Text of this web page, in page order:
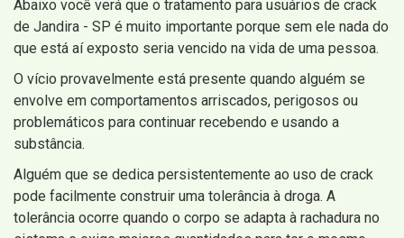
Abaixo você verá que o tratamento para usuários de crack
de Jandira - SP é muito importante porque sem ele nada do
que está aí exposto seria vencido na vida de uma pessoa.
O vício provavelmente está presente quando alguém se
envolve em comportamentos arriscados, perigosos ou
problemáticos para continuar recebendo e usando a
substância.
Alguém que se dedica persistentemente ao uso de crack
pode facilmente construir uma tolerância à droga. A
tolerância ocorre quando o corpo se adapta à rachadura no